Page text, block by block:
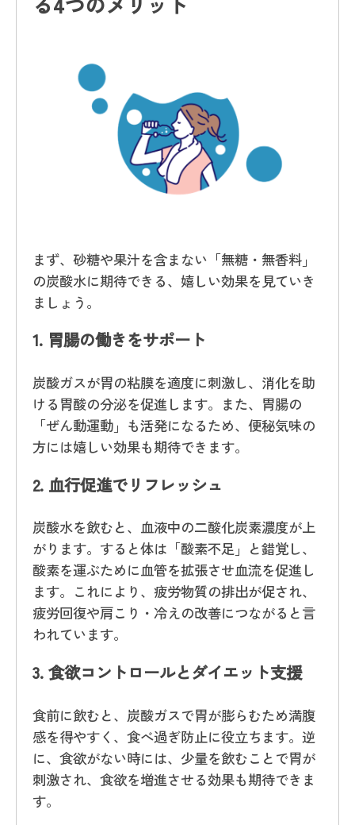
まず、砂糖や果汁を含まない「無糖・無香料」
の炭酸水に期待できる、嬉しい効果を見ていき
ましょう。
1. 胃腸の働きをサポート
炭酸ガスが胃の粘膜を適度に刺激し、消化を助
ける胃酸の分泌を促進します。また、胃腸の
「ぜん動運動」も活発になるため、便秘気味の
方には嬉しい効果も期待できます。
2. 血行促進でリフレッシュ
炭酸水を飲むと、血液中の二酸化炭素濃度が上
がります。すると体は「酸素不足」と錯覚し、
酸素を運ぶために血管を拡張させ血流を促進し
ます。これにより、疲労物質の排出が促され、
疲労回復や肩こり・冷えの改善につながると言
われています。
3. 食欲コントロールとダイエット支援
食前に飲むと、炭酸ガスで胃が膨らむため満腹
感を得やすく、食べ過ぎ防止に役立ちます。逆
に、食欲がない時には、少量を飲むことで胃が
刺激され、食欲を増進させる効果も期待できま
す。